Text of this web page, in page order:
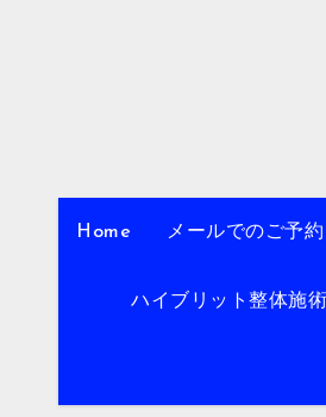
Home メールでのご予
ハイブリット整体施